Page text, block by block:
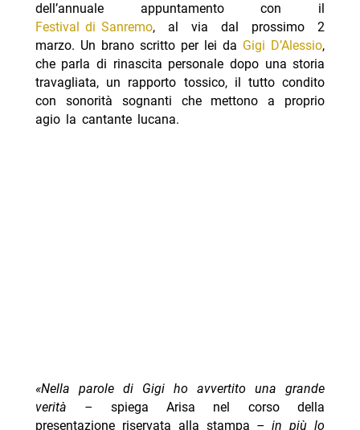
dell’annuale appuntamento con il
Festival di Sanremo, al via dal prossimo 2
marzo. Un brano scritto per lei da Gigi D’Alessio,
che parla di rinascita personale dopo una storia
travagliata, un rapporto tossico, il tutto condito
con sonorità sognanti che mettono a proprio
agio la cantante lucana.
«Nella parole di Gigi ho avvertito una grande
verità – spiega Arisa nel corso della
presentazione riservata alla stampa – in più lo